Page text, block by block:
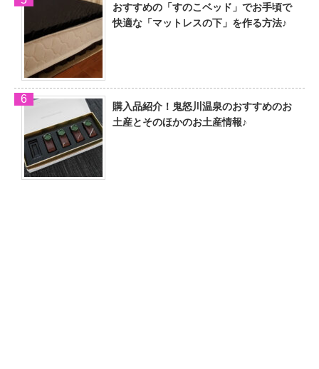
おすすめの「すのこベッド」でお手頃で
快適な「マットレスの下」を作る方法♪
購入品紹介！鬼怒川温泉のおすすめのお
土産とそのほかのお土産情報♪